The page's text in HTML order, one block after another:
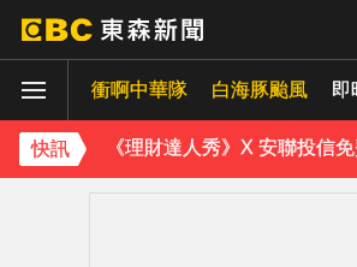
衝啊中華隊 白海豚颱風 即
快訊
下載東森App，隨時掌握天下